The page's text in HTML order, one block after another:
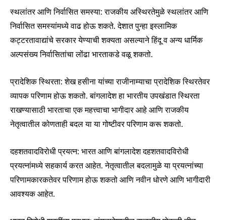
Join our community of
SUBSCRIBERS and be part of the
To subscribe, simply enter your email address on our website
or click the subscribe button below. Don't worry, we respect
your privacy and won't spam your inbox. Your information is
safe with us.
I've read and accept the Privacy Policy
स्थलांतर आणि निर्वासित समस्या: राजकीय अस्थिरतेमुळे स्थलांतर आणि
निर्वासित समस्यांमध्ये वाढ होऊ शकते. देशात पुन्हा इस्लामिक
कट्टरतावाद्यांचे सरकार येण्याची शक्यता असल्याने हिंदू व अन्य धार्मिक
अल्पसंख्य निर्वासितांचा लोंढा भारताकडे वळू शकतो.
प्रादेशिक स्थिरता: शेख हसीना यांच्या राजीनाम्याचा प्रादेशिक स्थिरतेवर
व्यापक परिणाम होऊ शकतो. बांगलादेश हा भारतीय उपखंडात स्थिरता
राखण्यासाठी भारताचा एक महत्त्वाचा भागीदार आहे आणि राजकीय
नेतृत्वातील कोणताही बदल या या गोष्टीवर परिणाम करू शकतो.
दहशतवादविरोधी प्रयत्न: भारत आणि बांगलादेश दहशतवादविरोधी
प्रयत्नांमध्ये सहकार्य करत आहेत. नेतृत्वातील बदलामुळे या प्रयत्नांच्या
परिणामकारकतेवर परिणाम होऊ शकतो आणि नवीन धोरणे आणि भागीदारी
आवश्यक आहेत.